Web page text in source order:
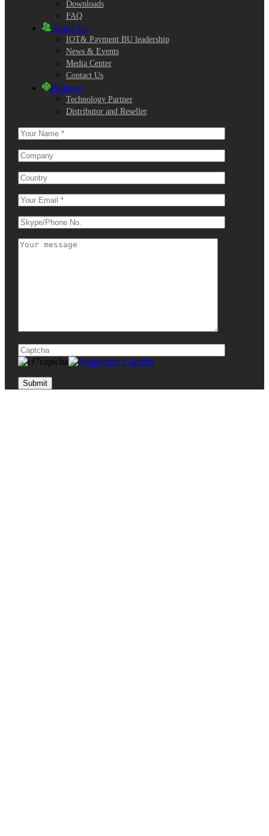
Downloads
FAQ
About Us
IOT& Payment BU leadership
News & Events
Media Center
Contact Us
Partners
Technology Partner
Distributor and Reseller